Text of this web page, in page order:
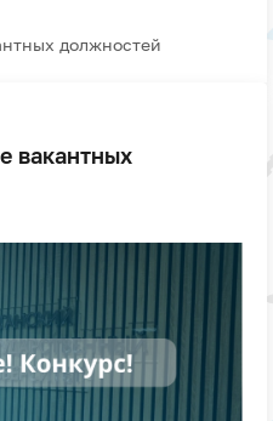
должностей
вакантных